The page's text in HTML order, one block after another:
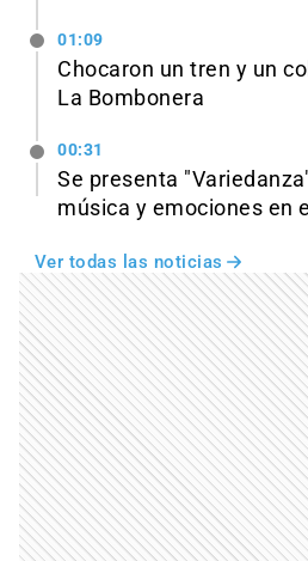
01:09
Chocaron un tren y un
La Bombonera
00:31
Se presenta
música y emociones en
Ver todas las noticias